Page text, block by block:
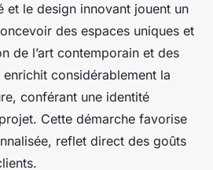
et le design innovant jouent un
des espaces uniques et
de l’art contemporain et des
considérablement la
conférant une identité
Cette démarche favorise
reflet direct des goûts